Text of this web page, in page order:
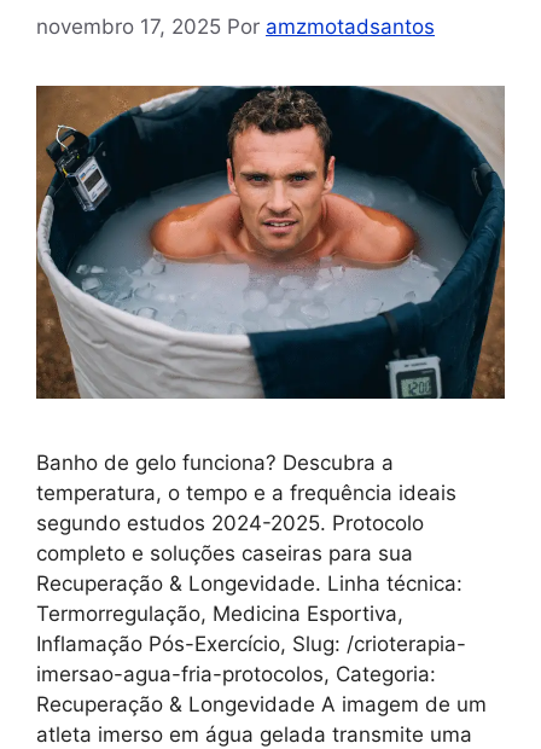
novembro 17, 2025 Por amzmotadsantos
Banho de gelo funciona? Descubra a
temperatura, o tempo e a frequência ideais
segundo estudos 2024-2025. Protocolo
completo e soluções caseiras para sua
Recuperação & Longevidade. Linha técnica:
Termorregulação, Medicina Esportiva,
Inflamação Pós-Exercício, Slug: /crioterapia-
imersao-agua-fria-protocolos, Categoria:
Recuperação & Longevidade A imagem de um
atleta imerso em água gelada transmite uma